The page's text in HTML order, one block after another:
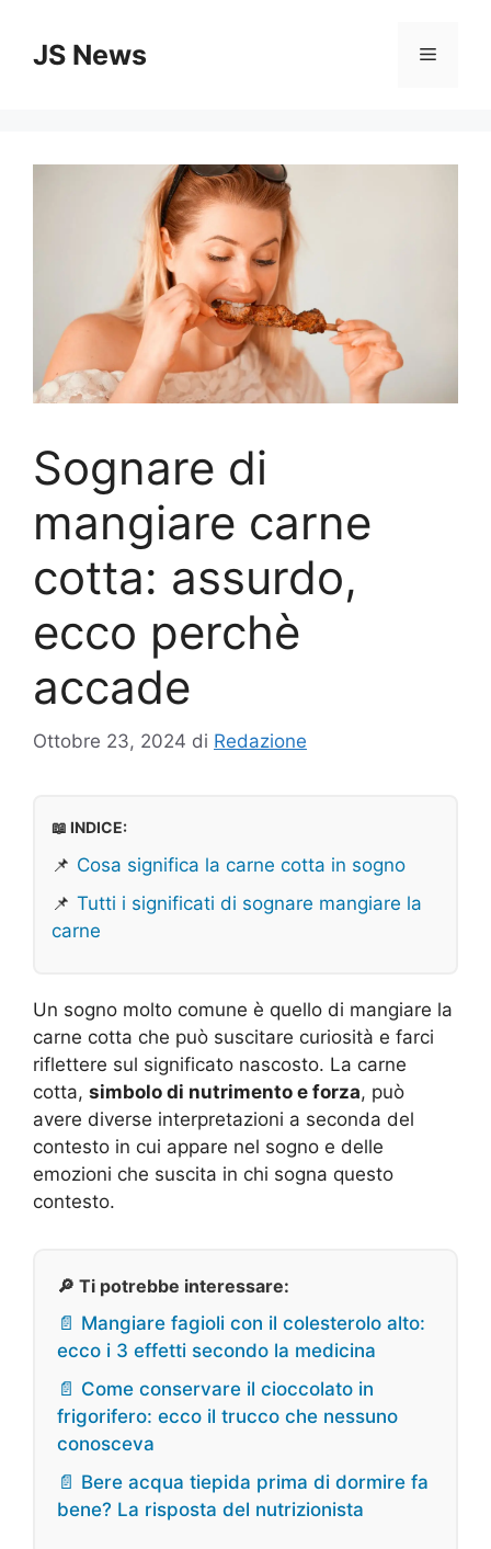
contenuto
JS News Menu
Sognare di
mangiare carne
cotta: assurdo,
ecco perchè
accade
Ottobre 23, 2024 di Redazione
📖 INDICE:
📌 Cosa significa la carne cotta in sogno
📌 Tutti i significati di sognare mangiare la
carne
Un sogno molto comune è quello di mangiare la
carne cotta che può suscitare curiosità e farci
riflettere sul significato nascosto. La carne
cotta, simbolo di nutrimento e forza, può
avere diverse interpretazioni a seconda del
contesto in cui appare nel sogno e delle
emozioni che suscita in chi sogna questo
contesto.
🔎 Ti potrebbe interessare:
📄 Mangiare fagioli con il colesterolo alto:
ecco i 3 effetti secondo la medicina
📄 Come conservare il cioccolato in
frigorifero: ecco il trucco che nessuno
conosceva
📄 Bere acqua tiepida prima di dormire fa
bene? La risposta del nutrizionista